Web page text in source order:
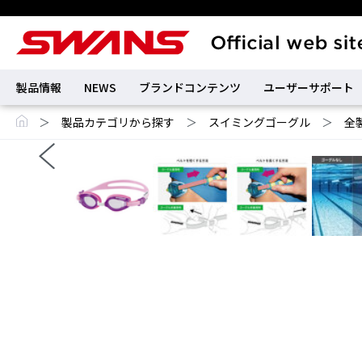
製品情報 NEWS ブランドコンテンツ ユーザーサポート
＞ 製品カテゴリから探す ＞ スイミングゴーグル ＞ 全